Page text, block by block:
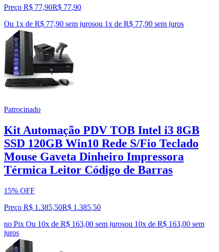
Preço R$ 77,90R$ 77,90
Ou 1x de R$ 77,90 sem jurosou 1x de R$ 77,90 sem juros
Patrocinado
Kit Automação PDV TOB Intel i3 8GB
SSD 120GB Win10 Rede S/Fio Teclado
Mouse Gaveta Dinheiro Impressora
Térmica Leitor Código de Barras
15% OFF
Preço R$ 1.385,50R$ 1.385,50
no Pix Ou 10x de R$ 163,00 sem jurosou 10x de R$ 163,00 sem
juros